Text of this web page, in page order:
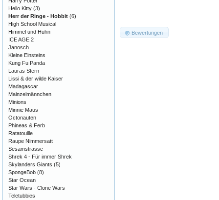
Bewertungen
Hello Kitty (3)
Herr der Ringe - Hobbit (6)
High School Musical
Himmel und Huhn
ICE AGE 2
Janosch
Kleine Einsteins
Kung Fu Panda
Lauras Stern
Lissi & der wilde Kaiser
Madagascar
Mainzelmännchen
Minions
Minnie Maus
Octonauten
Phineas & Ferb
Ratatouille
Raupe Nimmersatt
Sesamstrasse
Shrek 4 - Für immer Shrek
Skylanders Giants (5)
SpongeBob (8)
Star Ocean
Star Wars - Clone Wars
Teletubbies